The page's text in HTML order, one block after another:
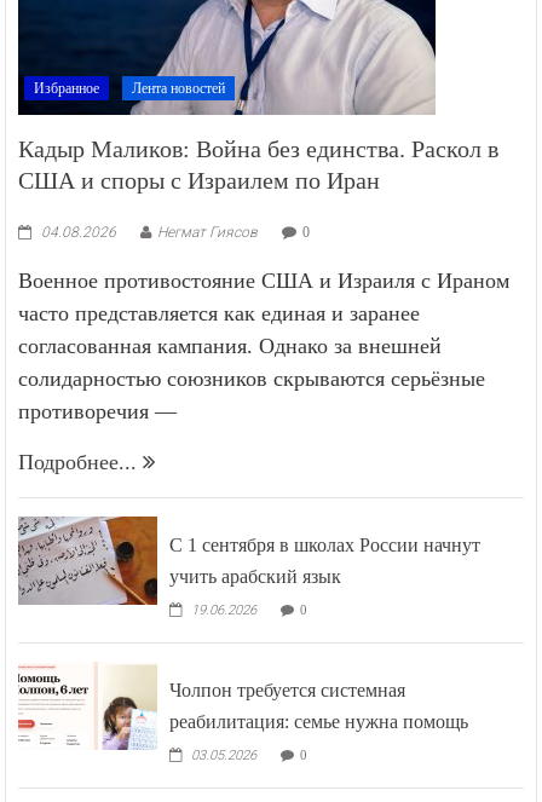
Избранное Лента новостей
Кадыр Маликов: Война без единства. Раскол в
США и споры с Израилем по Иран
04.08.2026 Негмат Гиясов 0
Военное противостояние США и Израиля с Ираном
часто представляется как единая и заранее
согласованная кампания. Однако за внешней
солидарностью союзников скрываются серьёзные
противоречия —
Подробнее...
С 1 сентября в школах России начнут
учить арабский язык
19.06.2026 0
Чолпон требуется системная
реабилитация: семье нужна помощь
03.05.2026 0